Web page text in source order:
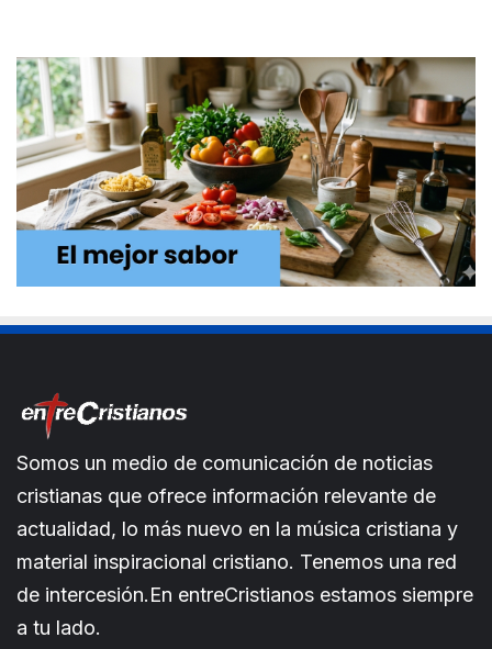
Somos un medio de comunicación de noticias
cristianas que ofrece información relevante de
actualidad, lo más nuevo en la música cristiana y
material inspiracional cristiano. Tenemos una red
de intercesión.En entreCristianos estamos siempre
a tu lado.